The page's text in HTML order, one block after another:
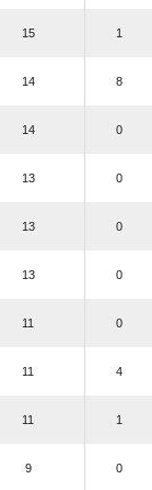
15 1
14 8
14 0
13 0
13 0
13 0
11 0
11 4
11 1
9 0